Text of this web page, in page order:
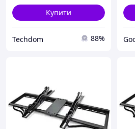
Купити
Techdom 88%